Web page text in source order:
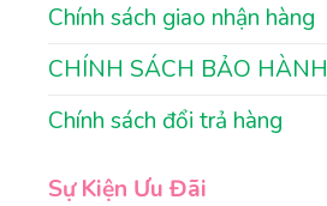
Chính sách giao nhận hàng
CHÍNH SÁCH BẢO HÀNH
Chính sách đổi trả hàng
Sự Kiện Ưu Đãi